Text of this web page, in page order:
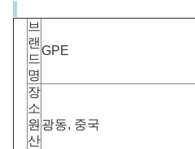
브
랜
드
명
GPE
장
소
원
산
광동, 중국